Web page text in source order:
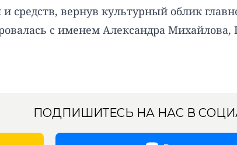
средств, вернув культурный облик
с именем Александра
ПОДПИШИТЕСЬ НА НАС В